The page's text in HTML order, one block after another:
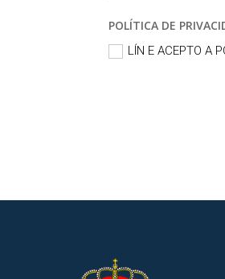
POLÍTICA DE
LÍN E ACEPTO A